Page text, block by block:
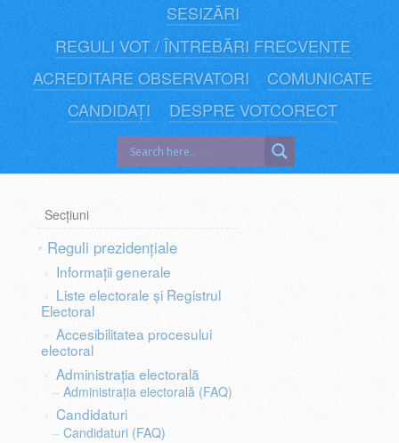
SESIZĂRI
REGULI VOT / ÎNTREBĂRI FRECVENTE
ACREDITARE OBSERVATORI
COMUNICATE
CANDIDAȚI
DESPRE VOTCORECT
Secțiuni
Reguli prezidențiale
Informații generale
Liste electorale și Registrul
Electoral
Accesibilitatea procesului
electoral
Administrația electorală
Administrația electorală (FAQ)
Candidaturi
Candidaturi (FAQ)